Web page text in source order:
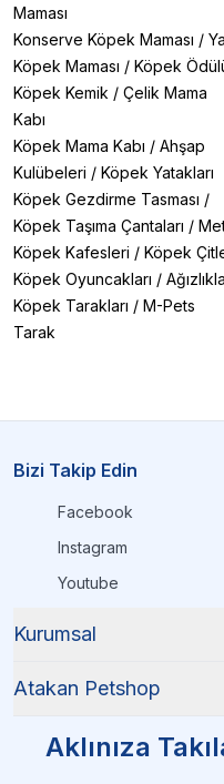
Maması
Konserve Köpek Maması /
Köpek Maması / Köpek
Köpek Kemik / Çelik Mama
Kabı
Köpek Mama Kabı / Ahşap
Kulübeleri / Köpek Yatakları
Köpek Gezdirme Tasması /
Köpek Taşıma Çantaları /
Köpek Kafesleri / Köpek
Köpek Oyuncakları /
Köpek Tarakları / M-Pets
Tarak
Bizi Takip Edin
Facebook
Instagram
Youtube
Kurumsal
Atakan Petshop
Aklınıza